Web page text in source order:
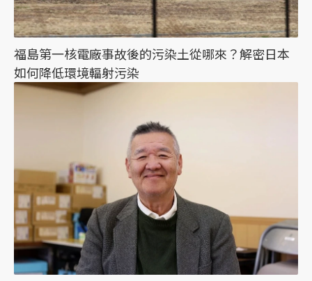
福島第一核電廠事故後的污染土從哪來？解密日本
如何降低環境輻射污染